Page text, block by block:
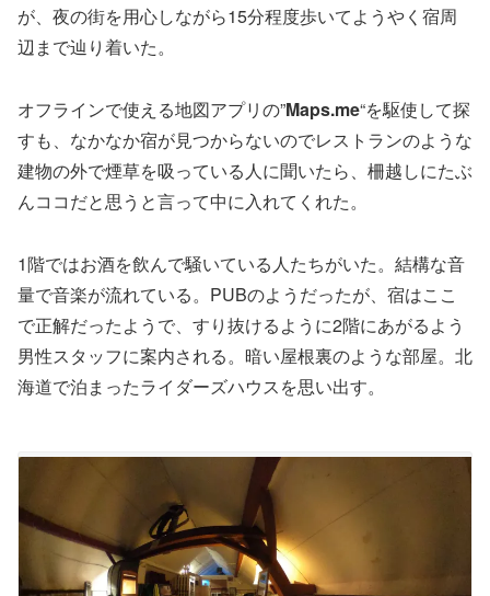
が、夜の街を用心しながら15分程度歩いてようやく宿周
辺まで辿り着いた。
オフラインで使える地図アプリの”Maps.me“を駆使して探
すも、なかなか宿が見つからないのでレストランのような
建物の外で煙草を吸っている人に聞いたら、柵越しにたぶ
んココだと思うと言って中に入れてくれた。
1階ではお酒を飲んで騒いている人たちがいた。結構な音
量で音楽が流れている。PUBのようだったが、宿はここ
で正解だったようで、すり抜けるように2階にあがるよう
男性スタッフに案内される。暗い屋根裏のような部屋。北
海道で泊まったライダーズハウスを思い出す。